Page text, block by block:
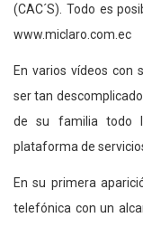
(CAC´S). Todo es
www.miclaro.com.ec
En varios vídeos con
ser tan
de su familia todo
plataforma de
En su primera
telefónica con un